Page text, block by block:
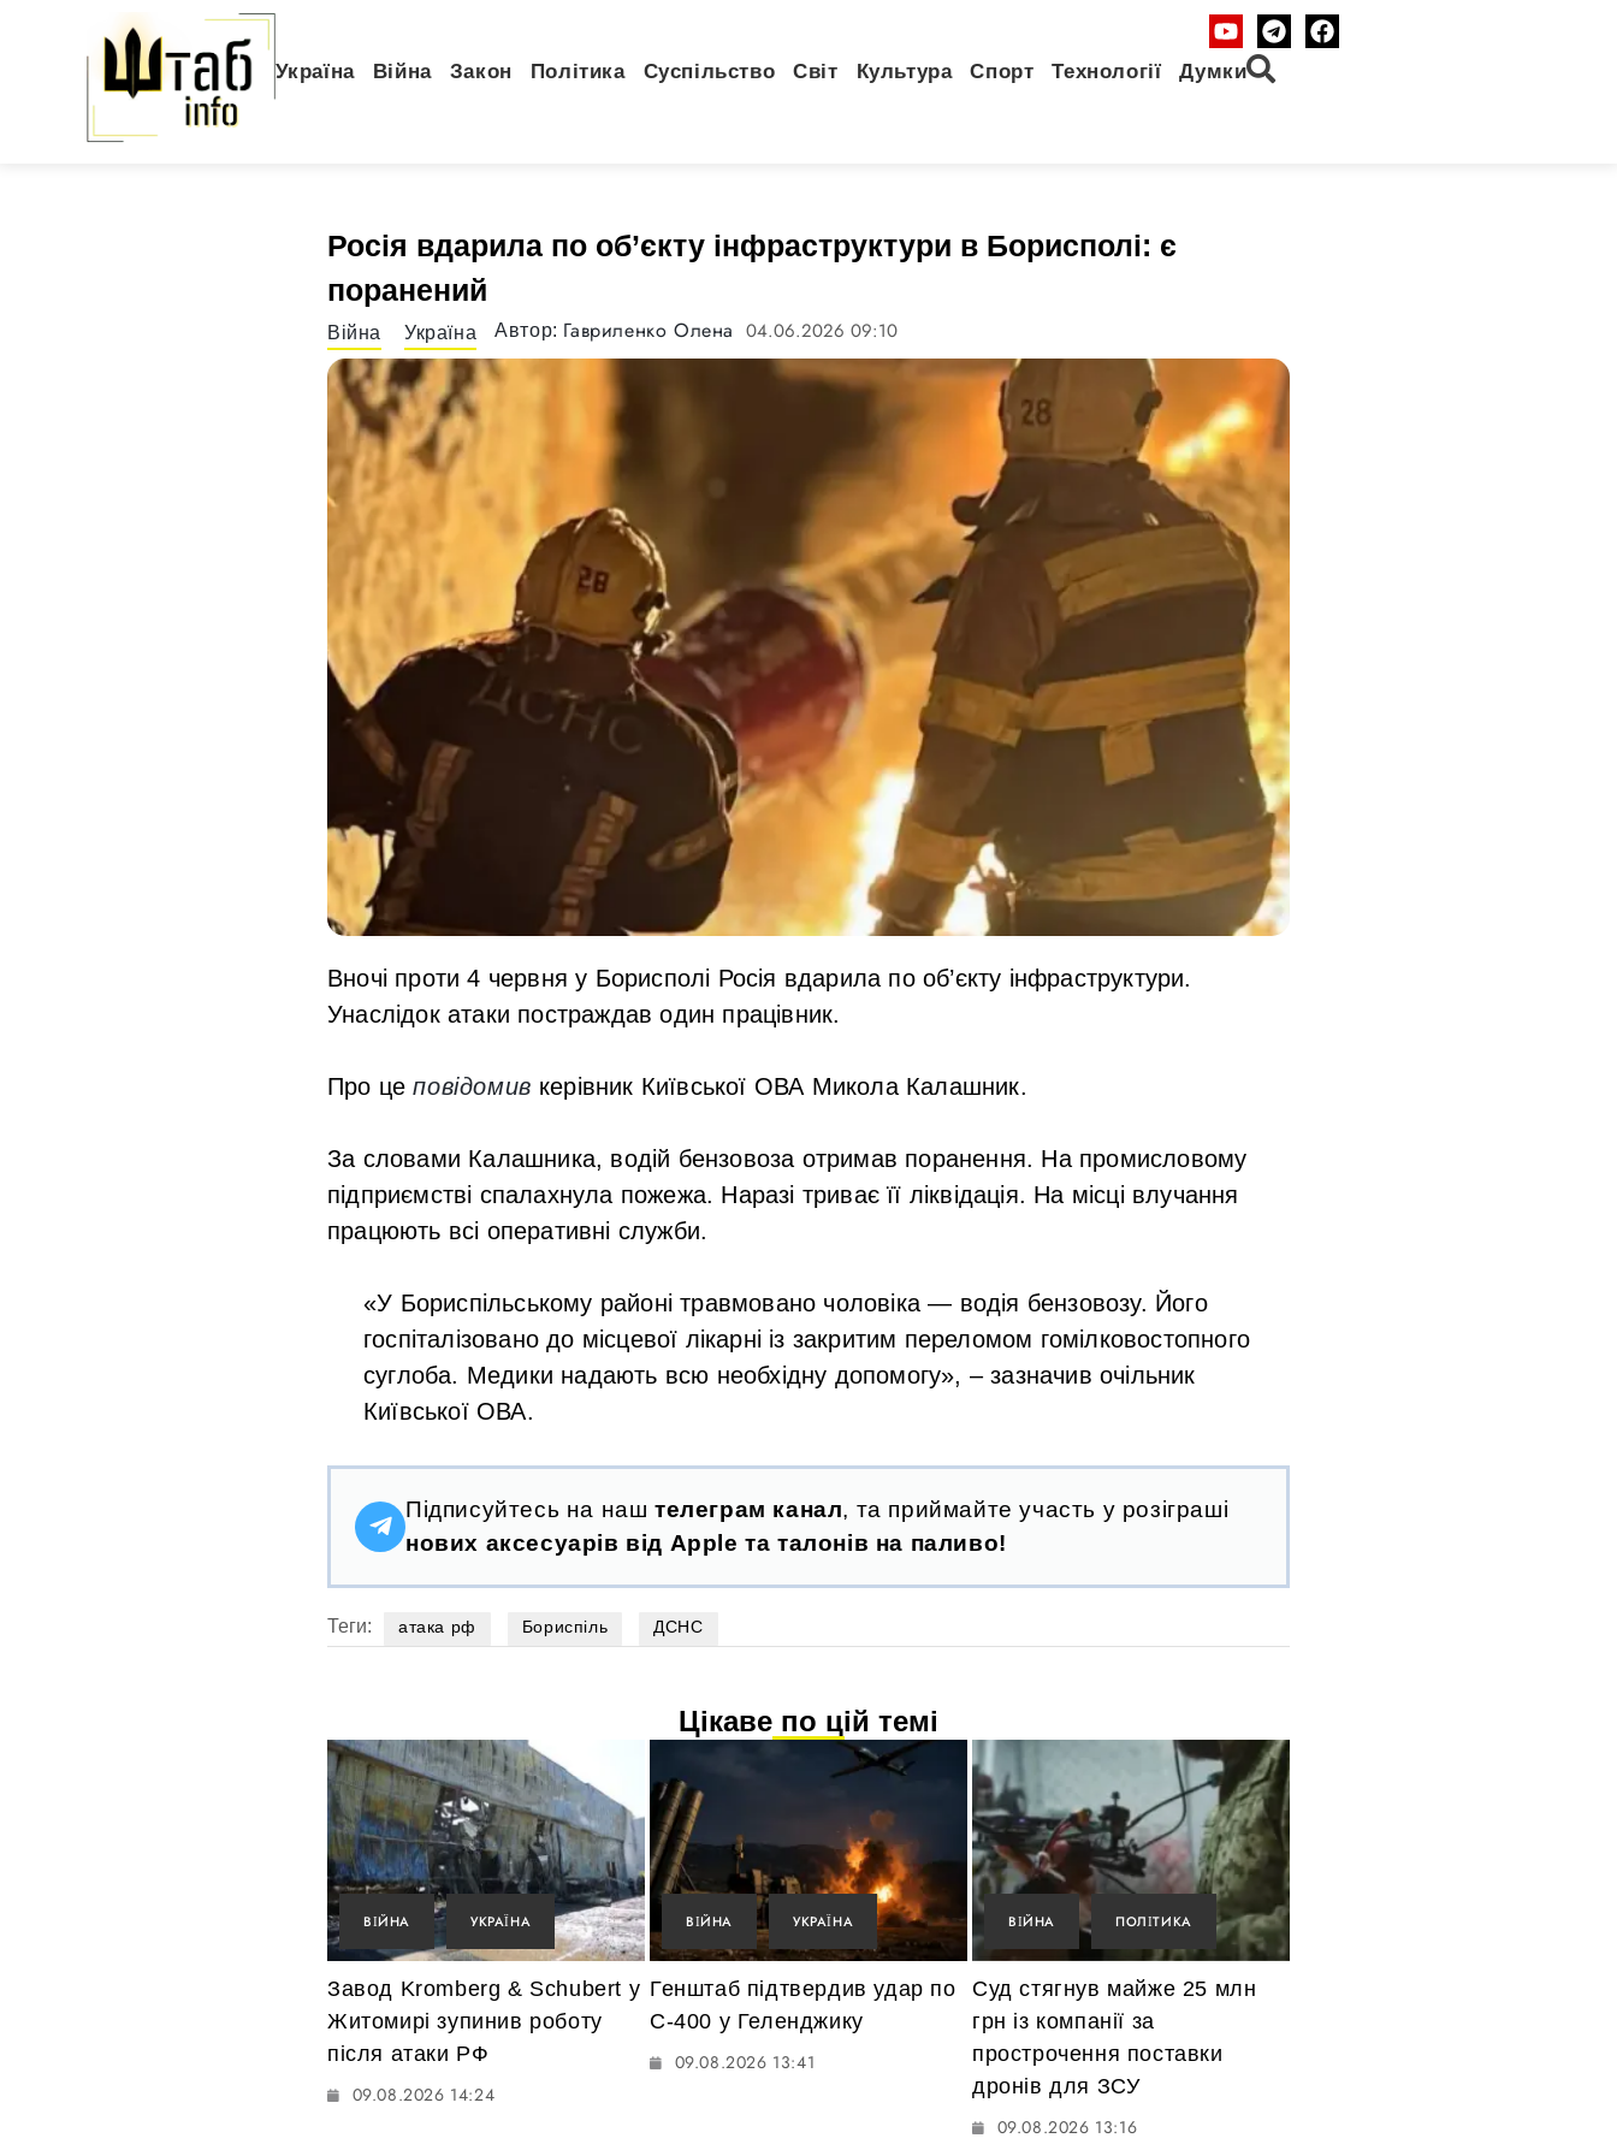
Україна Війна Закон Політика Суспільство Світ Культура Спорт Технології Думки
Росія вдарила по об’єкту інфраструктури в Борисполі: є
поранений
Війна Україна Автор: Гавриленко Олена 04.06.2026 09:10
Вночі проти 4 червня у Борисполі Росія вдарила по об’єкту інфраструктури.
Унаслідок атаки постраждав один працівник.
Про цеповідомив керівник Київської ОВА Микола Калашник.
За словами Калашника, водій бензовоза отримав поранення. На промисловому
підприємстві спалахнула пожежа. Наразі триває її ліквідація. На місці влучання
працюють всі оперативні служби.
«У Бориспільському районі травмовано чоловіка — водія бензовозу. Його
госпіталізовано до місцевої лікарні із закритим переломом гомілковостопного
суглоба. Медики надають всю необхідну допомогу», – зазначив очільник
Київської ОВА.
Підписуйтесь на наш телеграм канал, та приймайте участь у розіграші
нових аксесуарів від Apple та талонів на паливо!
Теги: атака рф Бориспіль ДСНС
Цікаве по цій темі
ВІЙНА УКРАЇНА
Завод Kromberg & Schubert у
Житомирі зупинив роботу
після атаки РФ
09.08.2026 14:24
ВІЙНА УКРАЇНА
Генштаб підтвердив удар по
С-400 у Геленджику
09.08.2026 13:41
ВІЙНА ПОЛІТИКА
Суд стягнув майже 25 млн
грн із компанії за
прострочення поставки
дронів для ЗСУ
09.08.2026 13:16